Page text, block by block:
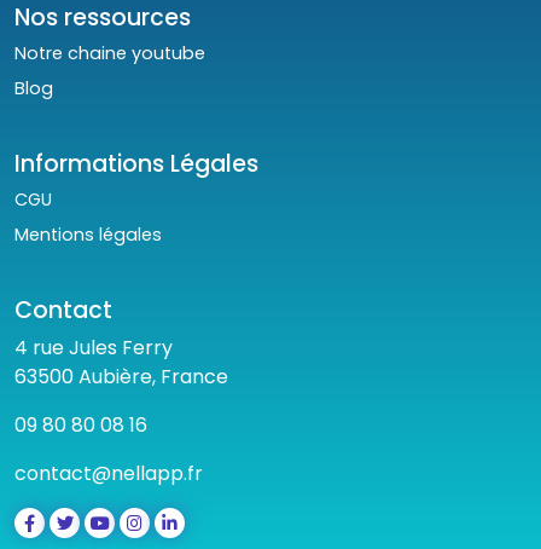
Nos ressources
Notre chaine youtube
Blog
Informations Légales
CGU
Mentions légales
Contact
4 rue Jules Ferry
63500 Aubière, France
09 80 80 08 16
contact@nellapp.fr